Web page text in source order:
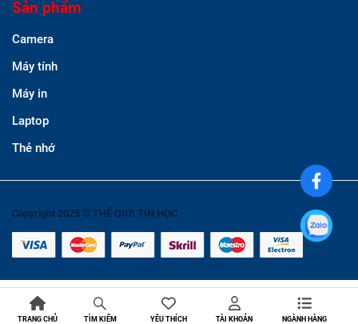
Sản phẩm
Camera
Máy tính
Máy in
Laptop
Thẻ nhớ
Copyright 2025 © THẾ GIỚI TIN HỌC
TRANG CHỦ TÌM KIẾM YÊU THÍCH TÀI KHOẢN NGÀNH HÀNG